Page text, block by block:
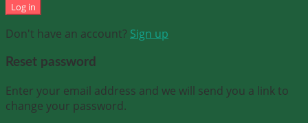
Log in
Don't have an account? Sign up
Reset password
Enter your email address and we will send you a link to
change your password.